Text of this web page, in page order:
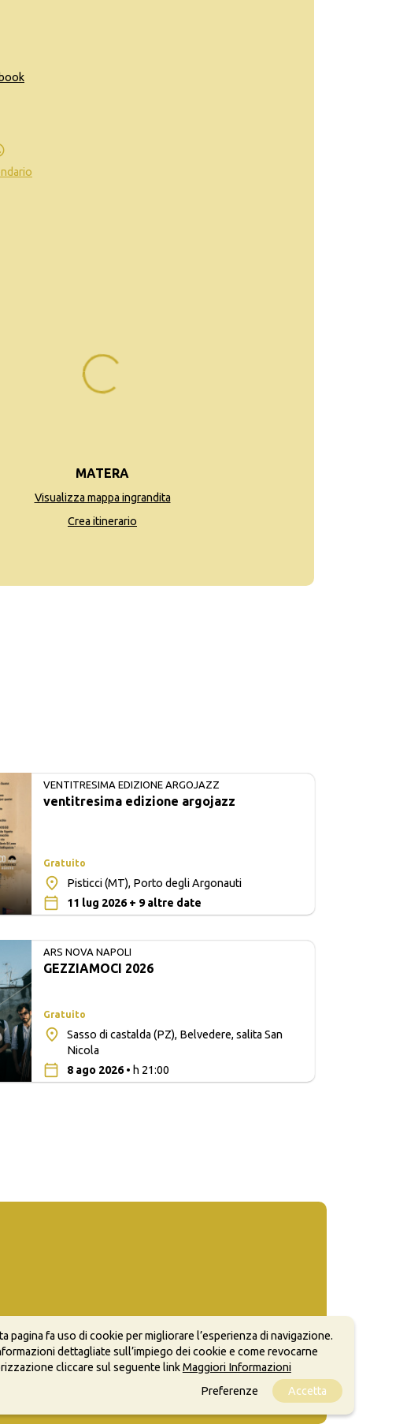
MATERA
Visualizza mappa ingrandita
Crea itinerario
VENTITRESIMA EDIZIONE ARGOJAZZ
ventitresima edizione argojazz
Gratuito
Pisticci (MT), Porto degli Argonauti
11 lug 2026 + 9 altre date
ARS NOVA NAPOLI
GEZZIAMOCI 2026
Gratuito
Sasso di castalda (PZ), Belvedere, salita San
Nicola
8 ago 2026• h 21:00
pagina fa uso di cookie per migliorare l’esperienza di navigazione.
dettagliate sull’impiego dei cookie e come revocarne
cliccare sul seguente linkMaggiori Informazioni
Preferenze
Accetta